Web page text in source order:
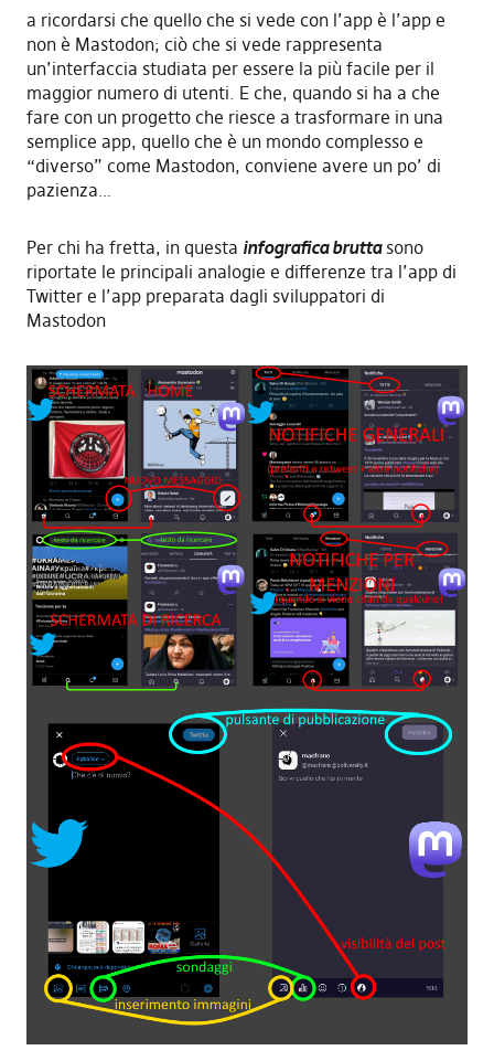
a ricordarsi che quello che si vede con l’app è l’app e
non è Mastodon; ciò che si vede rappresenta
un’interfaccia studiata per essere la più facile per il
maggior numero di utenti. E che, quando si ha a che
fare con un progetto che riesce a trasformare in una
semplice app, quello che è un mondo complesso e
“diverso” come Mastodon, conviene avere un po’ di
pazienza…
Per chi ha fretta, in questa infografica bruttasono
riportate le principali analogie e differenze tra l’app di
Twitter e l’app preparata dagli sviluppatori di
Mastodon